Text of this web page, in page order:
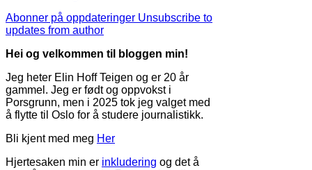
Abonner på oppdateringer Unsubscribe to
updates from author
Hei og velkommen til bloggen min!
Jeg heter Elin Hoff Teigen og er 20 år
gammel. Jeg er født og oppvokst i
Porsgrunn, men i 2025 tok jeg valget med
å flytte til Oslo for å studere journalistikk.
Bli kjent med meg Her
Hjertesaken min er inkludering og det å